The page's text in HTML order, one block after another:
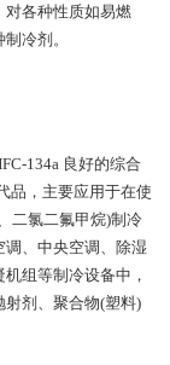
对各种性质如易燃
冷剂。
134a 良好的综合
品，主要应用于在使
二氯二氟甲烷)制冷
调、中央空调、除湿
组等制冷设备中，
剂、聚合物(塑料)